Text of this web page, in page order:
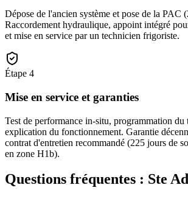
Dépose de l'ancien système et pose de la PAC
Raccordement hydraulique, appoint intégré
et mise en service par un technicien frigoriste.
Étape 4
Mise en service et garanties
Test de performance in-situ, programmation du
explication du fonctionnement. Garantie
contrat d'entretien recommandé (225 jours de
en zone H1b).
Questions fréquentes : Ste